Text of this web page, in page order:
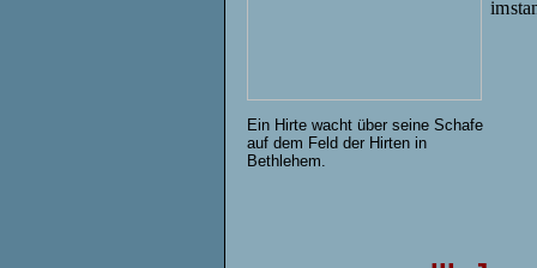
Ein Hirte wacht über seine Schafe
auf dem Feld der Hirten in
Bethlehem.